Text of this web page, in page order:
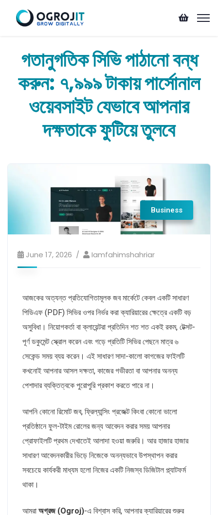
গতানুগতিক সিভি পাঠানো বন্ধ
করুন: ৭,৯৯৯ টাকায় পার্সোনাল
ওয়েবসাইট যেভাবে আপনার
দক্ষতাকে ফুটিয়ে তুলবে
Business
June 17, 2026 Iamfahimshahriar
আজকের অত্যন্ত প্রতিযোগিতামূলক জব মার্কেটে কেবল একটি সাধারণ
পিডিএফ (PDF) সিভির ওপর নির্ভর করা ক্যারিয়ারের ক্ষেত্রে একটি বড়
অসুবিধা। নিয়োগকর্তা বা ক্লায়েন্টরা প্রতিদিন শত শত একই রকম, টেক্সট-
পূর্ণ ডকুমেন্ট স্ক্রোল করেন এবং গড়ে প্রতিটি সিভির পেছনে মাত্র ৬
সেকেন্ড সময় ব্যয় করেন। এই সাধারণ সাদা-কালো কাগজের ফাইলটি
কখনোই আপনার আসল দক্ষতা, কাজের গভীরতা বা আপনার অনন্য
পেশাদার ব্যক্তিত্বকে পুরোপুরি প্রকাশ করতে পারে না।
আপনি কোনো রিমোট জব, ফ্রিল্যান্সিং প্রজেক্ট কিংবা কোনো ভালো
প্রতিষ্ঠানে ফুল-টাইম রোলের জন্য আবেদন করার সময় আপনার
প্রোফাইলটি প্রথম দেখাতেই আলাদা হওয়া জরুরি। আর হাজার হাজার
সাধারণ আবেদনকারীর ভিড়ে নিজেকে অনন্যভাবে উপস্থাপন করার
সবচেয়ে কার্যকরী মাধ্যম হলো নিজের একটি নিজস্ব ডিজিটাল প্ল্যাটফর্ম
থাকা।
আমরা অগ্রজ (Ogroj)-এ বিশ্বাস করি, আপনার ক্যারিয়ারের শুরুর